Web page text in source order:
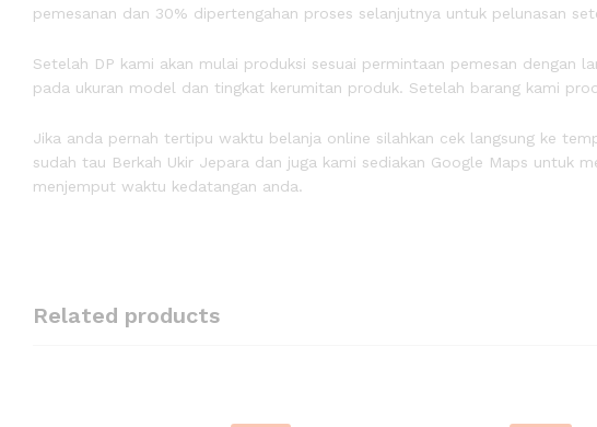
pemesanan dan 30% dipertengahan proses selanjutnya untuk pelunasan
Setelah DP kami akan mulai produksi sesuai permintaan pemesan dengan
pada ukuran model dan tingkat kerumitan produk. Setelah barang kami
Jika anda pernah tertipu waktu belanja online silahkan cek langsung ke
sudah tau Berkah Ukir Jepara dan juga kami sediakan Google Maps untuk
menjemput waktu kedatangan anda.
Related products